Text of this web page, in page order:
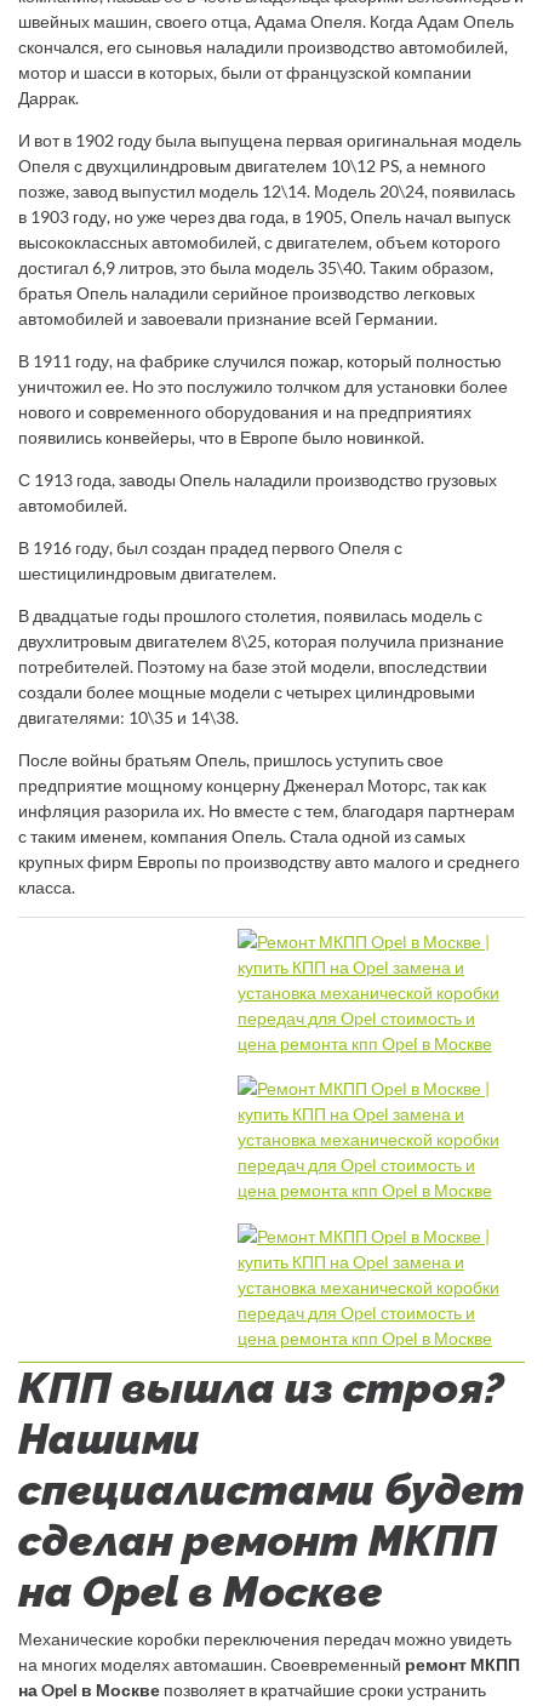
швейных машин, своего отца, Адама Опеля. Когда Адам Опель
скончался, его сыновья наладили производство автомобилей,
мотор и шасси в которых, были от французской компании
Даррак.
И вот в 1902 году была выпущена первая оригинальная модель
Опеля с двухцилиндровым двигателем 10\12 PS, а немного
позже, завод выпустил модель 12\14. Модель 20\24, появилась
в 1903 году, но уже через два года, в 1905, Опель начал выпуск
высококлассных автомобилей, с двигателем, объем которого
достигал 6,9 литров, это была модель 35\40. Таким образом,
братья Опель наладили серийное производство легковых
автомобилей и завоевали признание всей Германии.
В 1911 году, на фабрике случился пожар, который полностью
уничтожил ее. Но это послужило толчком для установки более
нового и современного оборудования и на предприятиях
появились конвейеры, что в Европе было новинкой.
С 1913 года, заводы Опель наладили производство грузовых
автомобилей.
В 1916 году, был создан прадед первого Опеля с
шестицилиндровым двигателем.
В двадцатые годы прошлого столетия, появилась модель с
двухлитровым двигателем 8\25, которая получила признание
потребителей. Поэтому на базе этой модели, впоследствии
создали более мощные модели с четырех цилиндровыми
двигателями: 10\35 и 14\38.
После войны братьям Опель, пришлось уступить свое
предприятие мощному концерну Дженерал Моторс, так как
инфляция разорила их. Но вместе с тем, благодаря партнерам
с таким именем, компания Опель. Стала одной из самых
крупных фирм Европы по производству авто малого и среднего
класса.
КПП вышла из строя?
Нашими
специалистами будет
сделан ремонт МКПП
на Opel в Москве
Механические коробки переключения передач можно увидеть
на многих моделях автомашин. Своевременный ремонт МКПП
на Opel в Москве позволяет в кратчайшие сроки устранить